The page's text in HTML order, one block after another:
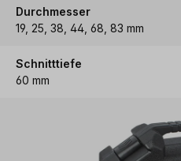
Durchmesser
19, 25, 38, 44, 68, 83 mm
Schnitttiefe
60 mm